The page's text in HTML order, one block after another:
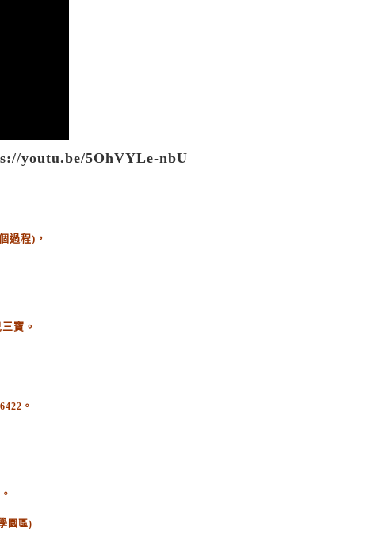
youtu.be/5OhVYLe-nbU
過程) ，
寶。
。
園區)